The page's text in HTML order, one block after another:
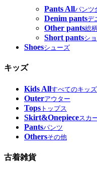
Pants Allパンツ
Denim pantsデ
Other pants総
Short pantsシ
Shoesシューズ
キッズ
Kids Allすべてのキッズ
Outerアウター
Tops トップス
Skirt&Onepieceスカ
Pantsパンツ
Othersその他
古着雑貨